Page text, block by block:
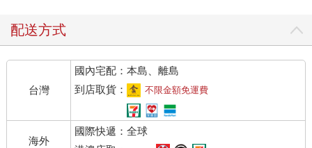
配送方式
台灣
國內宅配：本島、離島
到店取貨：
不限金額免運費
海外
國際快遞：全球